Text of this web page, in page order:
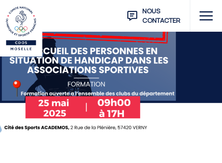
NOUS
CONTACTER